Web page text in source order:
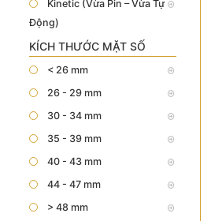
Kinetic (Vừa Pin – Vừa Tự
Động)
KÍCH THƯỚC MẶT SỐ
< 26 mm
26 - 29 mm
30 - 34 mm
35 - 39 mm
40 - 43 mm
44 - 47 mm
> 48 mm